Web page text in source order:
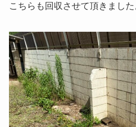
こちらも回収させて頂きました